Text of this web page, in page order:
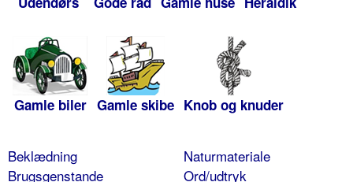
Gamle biler Gamle skibe Knob og knuder
Beklædning
Brugsgenstande
Naturmateriale
Ord/udtryk